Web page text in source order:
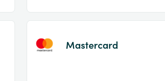
Mastercard